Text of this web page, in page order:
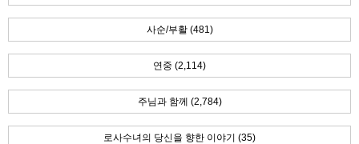
사순/부활 (481)
연중 (2,114)
주님과 함께 (2,784)
로사수녀의 당신을 향한 이야기 (35)